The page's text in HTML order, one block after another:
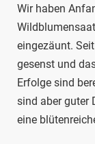
Wir haben
eingezäunt.
gesenst und
Erfolge sind
sind aber guter
eine